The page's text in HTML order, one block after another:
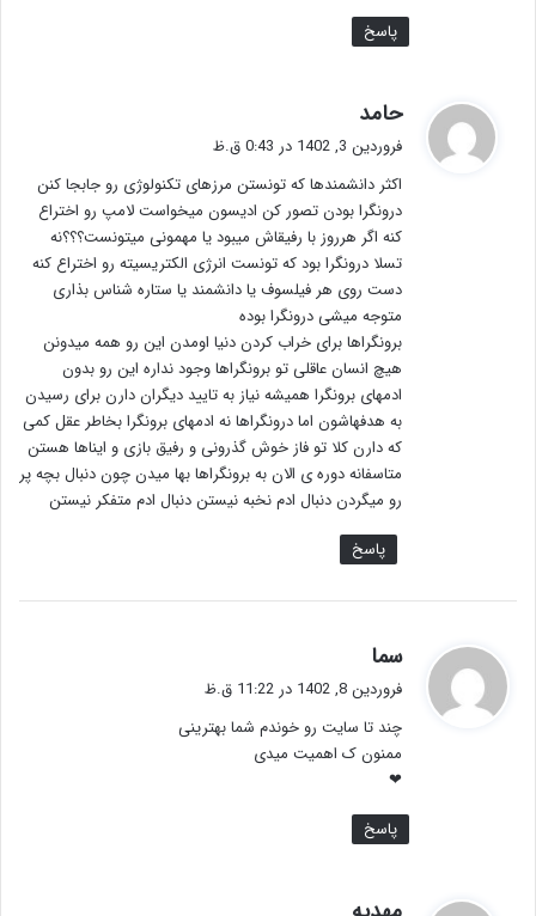
پاسخ
حامد
ت
:
فروردین 3, 1402 در 0:43 ق.ظ
اکثر دانشمندها که تونستن مرزهای تکنولوژی رو جابجا کنن
درونگرا بودن تصور کن ادیسون میخواست لامپ رو اختراع
کنه اگر هرروز با رفیقاش میبود یا مهمونی میتونست؟؟؟نه
تسلا درونگرا بود که تونست انرژی الکتریسیته رو اختراع کنه
دست روی هر فیلسوف یا دانشمند یا ستاره شناس بذاری
متوجه میشی درونگرا بوده
برونگراها برای خراب کردن دنیا اومدن این رو همه میدونن
هیچ انسان عاقلی تو برونگراها وجود نداره این رو بدون
ادمهای برونگرا همیشه نیاز به تایید دیگران دارن برای رسیدن
به هدفهاشون اما درونگراها نه ادمهای برونگرا بخاطر عقل کمی
که دارن کلا تو فاز خوش گذرونی و رفیق بازی و ایناها هستن
متاسفانه دوره ی الان به برونگراها بها میدن چون دنبال بچه پر
رو میگردن دنبال ادم نخبه نیستن دنبال ادم متفکر نیستن
پاسخ
سما
ت
:
فروردین 8, 1402 در 11:22 ق.ظ
چند تا سایت رو خوندم شما بهترینی
ممنون ک اهمیت میدی
❤
پاسخ